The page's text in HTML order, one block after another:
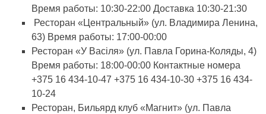
Время работы: 10:30-22:00 Доставка 10:30-21:30
Ресторан «Центральный» (ул. Владимира Ленина,
63) Время работы: 17:00-00:00
Ресторан «У Васiля» (ул. Павла Горина-Коляды, 4)
Время работы: 18:00-00:00 Контактные номера
+375 16 434-10-47 +375 16 434-10-30 +375 16 434-
10-24
Ресторан, Бильярд клуб «Магнит» (ул. Павла